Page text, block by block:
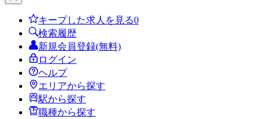
キープした求人を見る0
検索履歴
新規会員登録(無料)
ログイン
ヘルプ
エリアから探す
駅から探す
職種から探す